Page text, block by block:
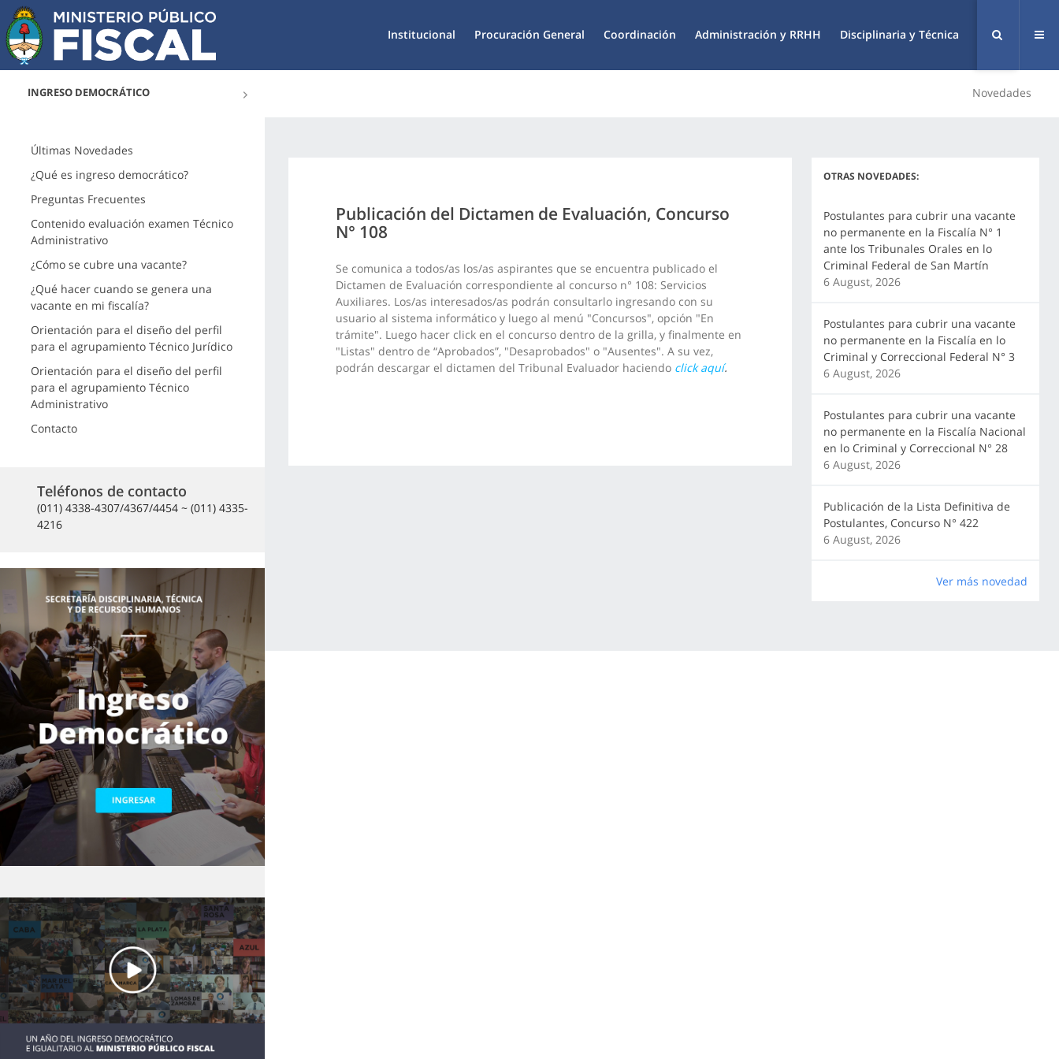
Institucional Procuración General Coordinación Administración y RRHH Disciplinaria y Técnica
INGRESO DEMOCRÁTICO Novedades
Últimas Novedades
¿Qué es ingreso democrático?
Preguntas Frecuentes
Contenido evaluación examen Técnico
Administrativo
¿Cómo se cubre una vacante?
¿Qué hacer cuando se genera una
vacante en mi fiscalía?
Orientación para el diseño del perfil
para el agrupamiento Técnico Jurídico
Orientación para el diseño del perfil
para el agrupamiento Técnico
Administrativo
Contacto
Teléfonos de contacto
(011) 4338-4307/4367/4454 ~ (011) 4335-
4216
Publicación del Dictamen de Evaluación, Concurso
N° 108
Se comunica a todos/as los/as aspirantes que se encuentra publicado el
Dictamen de Evaluación correspondiente al concurso n° 108: Servicios
Auxiliares. Los/as interesados/as podrán consultarlo ingresando con su
usuario al sistema informático y luego al menú "Concursos", opción "En
trámite". Luego hacer click en el concurso dentro de la grilla, y finalmente en
"Listas" dentro de “Aprobados”, "Desaprobados" o "Ausentes". A su vez,
podrán descargar el dictamen del Tribunal Evaluador haciendo click aquí.
OTRAS NOVEDADES:
Postulantes para cubrir una vacante
no permanente en la Fiscalía N° 1
ante los Tribunales Orales en lo
Criminal Federal de San Martín
6 August, 2026
Postulantes para cubrir una vacante
no permanente en la Fiscalía en lo
Criminal y Correccional Federal N° 3
6 August, 2026
Postulantes para cubrir una vacante
no permanente en la Fiscalía Nacional
en lo Criminal y Correccional N° 28
6 August, 2026
Publicación de la Lista Definitiva de
Postulantes, Concurso N° 422
6 August, 2026
Ver más novedad